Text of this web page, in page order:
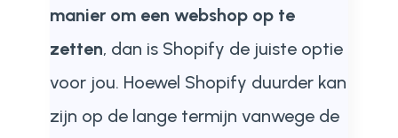
manier om een webshop op te
zetten, dan is Shopify de juiste optie
voor jou. Hoewel Shopify duurder kan
zijn op de lange termijn vanwege de